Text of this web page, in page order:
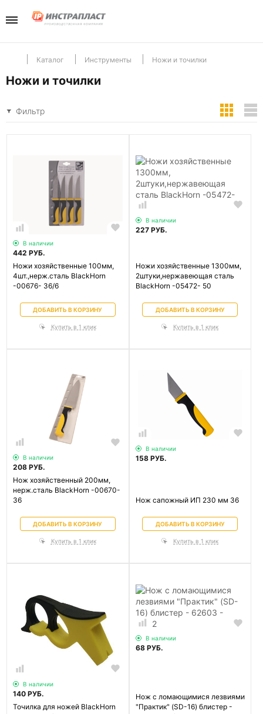
Каталог Инструменты Ножи и точилки
Ножи и точилки
Фильтр
В наличии
442 РУБ.
Ножи хозяйственные 100мм,
4шт.,нерж.сталь BlackHorn
-00676- 36/6
ДОБАВИТЬ В КОРЗИНУ
Купить в 1 клик
В наличии
227 РУБ.
Ножи хозяйственные 1300мм,
2штуки,нержавеющая сталь
BlackHorn -05472- 50
ДОБАВИТЬ В КОРЗИНУ
Купить в 1 клик
В наличии
208 РУБ.
Нож хозяйственный 200мм,
нерж.сталь BlackHorn -00670-
36
ДОБАВИТЬ В КОРЗИНУ
Купить в 1 клик
В наличии
158 РУБ.
Нож сапожный ИП 230 мм 36
ДОБАВИТЬ В КОРЗИНУ
Купить в 1 клик
В наличии
140 РУБ.
Точилка для ножей BlackHorn
В наличии
68 РУБ.
Нож с ломающимися лезвиями
"Практик" (SD-16) блистер -
Отдел продаж